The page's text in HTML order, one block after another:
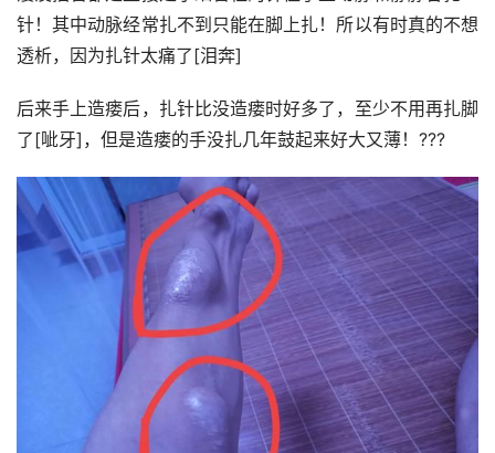
针！其中动脉经常扎不到只能在脚上扎！所以有时真的不想
透析，因为扎针太痛了[泪奔]
后来手上造瘘后，扎针比没造瘘时好多了，至少不用再扎脚
了[呲牙]，但是造瘘的手没扎几年鼓起来好大又薄！???